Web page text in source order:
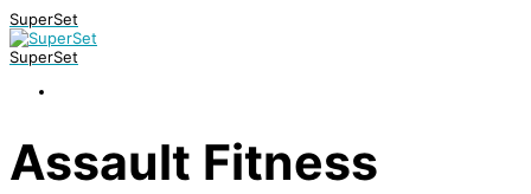
SuperSet
SuperSet
Assault Fitness